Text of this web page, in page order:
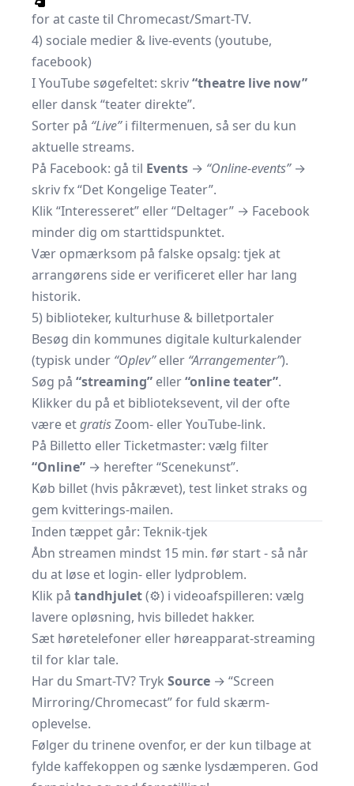
for at caste til Chromecast/Smart-TV.
4) sociale medier & live-events (youtube,
facebook)
I YouTube søgefeltet: skriv“theatre live now”
eller dansk “teater direkte”.
Sorter på “Live”i filtermenuen, så ser du kun
aktuelle streams.
På Facebook: gå til Events → “Online-events”→
skriv fx “Det Kongelige Teater”.
Klik “Interesseret” eller “Deltager” → Facebook
minder dig om starttidspunktet.
Vær opmærksom på falske opsalg: tjek at
arrangørens side er verificeret eller har lang
historik.
5) biblioteker, kulturhuse & billetportaler
Besøg din kommunes digitale kulturkalender
(typisk under “Oplev”eller “Arrangementer”).
Søg på “streaming” eller“online teater”.
Klikker du på et biblioteksevent, vil der ofte
være etgratisZoom- eller YouTube-link.
På Billetto ellerTicketmaster: vælg filter
“Online” → herefter “Scenekunst”.
Køb billet (hvis påkrævet), test linket straks og
gem kvitterings-mailen.
Inden tæppet går: Teknik-tjek
Åbn streamen mindst 15 min. før start - så når
du at løse et login- eller lydproblem.
Klik på tandhjulet(⚙) i videoafspilleren: vælg
lavere opløsning, hvis billedet hakker.
Sæt høretelefoner eller høreapparat-streaming
til for klar tale.
Har du Smart-TV? Tryk Source → “Screen
Mirroring/Chromecast” for fuld skærm-
oplevelse.
Følger du trinene ovenfor, er der kun tilbage at
fylde kaffekoppen og sænke lysdæmperen. God